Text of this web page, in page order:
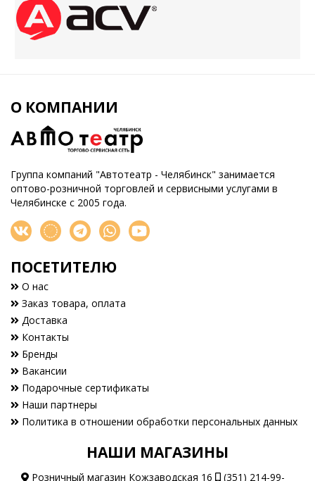
О КОМПАНИИ
Группа компаний "Автотеатр - Челябинск" занимается
оптово-розничной торговлей и сервисными услугами в
Челябинске с 2005 года.
ПОСЕТИТЕЛЮ
О нас
Заказ товара, оплата
Доставка
Контакты
Бренды
Вакансии
Подарочные сертификаты
Наши партнеры
Политика в отношении обработки персональных данных
НАШИ МАГАЗИНЫ
Розничный магазин Кожзаводская 16 (351) 214-99-